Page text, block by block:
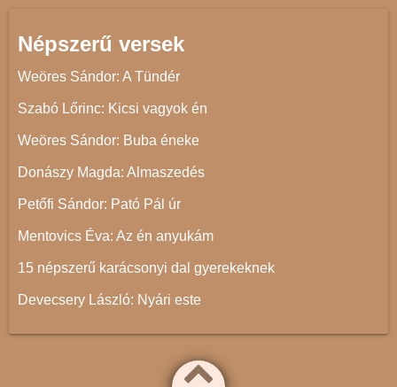
Népszerű versek
Weöres Sándor: A Tündér
Szabó Lőrinc: Kicsi vagyok én
Weöres Sándor: Buba éneke
Donászy Magda: Almaszedés
Petőfi Sándor: Pató Pál úr
Mentovics Éva: Az én anyukám
15 népszerű karácsonyi dal gyerekeknek
Devecsery László: Nyári este